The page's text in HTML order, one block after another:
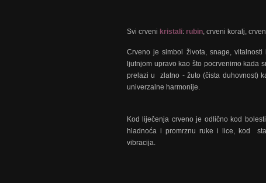
Svi crveni kristali: rubin, crveni koralj,
Crveno je simbol života, snage,
ljutnjom upravo kao što pocrvenimo kada
prelazi u zlatno - žuto (čista duhovnost)
univerzalne harmonije.
Kod liječenja crveno je odlično kod
hladnoća i promrznu ruke i lice, kod
vibracija.